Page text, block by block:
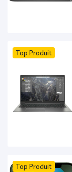
Top Produit
Top Produit